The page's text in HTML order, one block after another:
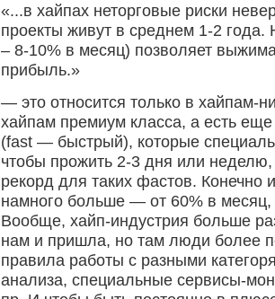
«...в хайпах неторговые риски
проекты живут в среднем 1-2
– 8-10% в месяц) позволяет
прибыль.»
— это относится только в хайпам-
хайпам премиум класса, а есть
(fast — быстрый), которые
чтобы прожить 2-3 дня или
рекорд для таких фастов. Конечно
намного больше — от 60% в
Вообще, хайп-индустрия больше
нам и пришла, но там люди более
правила работы с разными
анализа, специальные сервисы-